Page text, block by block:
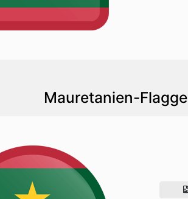
Mauretanien-Flagge